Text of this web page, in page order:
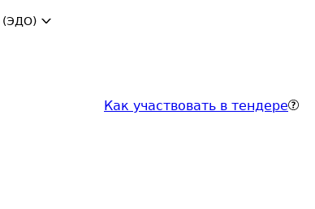
(ЭДО)
Как участвовать в тендере